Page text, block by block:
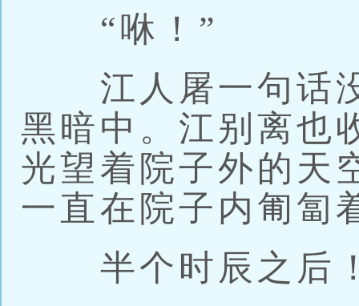
“咻！”
江人屠一句话没
黑暗中。江别离也
光望着院子外的天
一直在院子内匍匐
半个时辰之后